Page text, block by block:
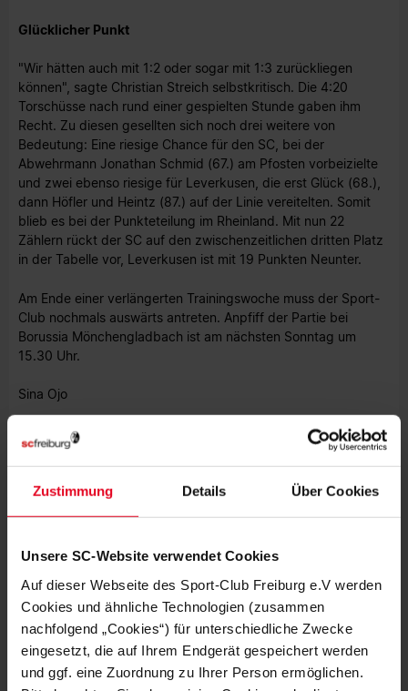
Zustimmung Details Über Cookies
Unsere SC-Website verwendet Cookies
Auf dieser Webseite des Sport-Club Freiburg e.V werden
Cookies und ähnliche Technologien (zusammen
nachfolgend „Cookies“) für unterschiedliche Zwecke
eingesetzt, die auf Ihrem Endgerät gespeichert werden
und ggf. eine Zuordnung zu Ihrer Person ermöglichen.
Glücklicher Punkt
"Wir hätten auch mit 1:2 oder sogar mit 1:3 zurückliegen
können", sagte Christian Streich selbstkritisch. Die 4:20
Torschüsse nach rund einer gespielten Stunde gaben ihm
Recht. Zu diesen gesellten sich noch drei weitere von
Bedeutung: Eine riesige Chance für den SC, bei der
Abwehrmann Jonathan Schmid (67.) am Pfosten vorbeizielte
und zwei ebenso riesige für Leverkusen, die erst Glück (68.),
dann Höfler und Heintz (87.) auf der Linie vereitelten. Somit
blieb es bei der Punkteteilung im Rheinland. Mit nun 22
Zählern rückt der SC auf den zwischenzeitlichen dritten Platz
in der Tabelle vor, Leverkusen ist mit 19 Punkten Neunter.
Am Ende einer verlängerten Trainingswoche muss der Sport-
Club nochmals auswärts antreten. Anpfiff der Partie bei
Borussia Mönchengladbach ist am nächsten Sonntag um
15.30 Uhr.
Sina Ojo
Fotos: Bernd Thissen
Ersatzbank: Özcan (Tor), Dragovic, Retsos, Stanilewicz
Trainer: Peter Bosz
SC Freiburg:Flekken - Lienhart, Koch, Heintz - Schmid,
Haberer, Höfler, Günter (C) - Borrello (58. Sallai), Petersen
(90.+3 Schlotterbeck), Höler (90.+2 Frantz)